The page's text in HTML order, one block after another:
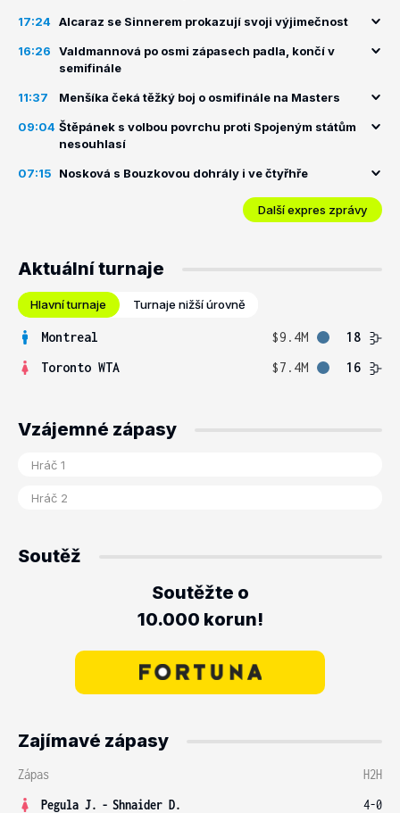
17:24 Alcaraz se Sinnerem prokazují svoji výjimečnost
16:26
Valdmannová po osmi zápasech padla, končí v
semifinále
11:37 Menšíka čeká těžký boj o osmifinále na Masters
09:04 Štěpánek s volbou povrchu proti Spojeným státům
nesouhlasí
07:15 Nosková s Bouzkovou dohrály i ve čtyřhře
Další expres zprávy
Aktuální turnaje
Hlavní turnaje Turnaje nižší úrovně
Montreal $9.4M
18
Toronto WTA
$7.4M 16
Vzájemné zápasy
Soutěž
Soutěžte o
10.000 korun!
Zajímavé zápasy
Zápas
H2H
Pegula J. - Shnaider D.
4-0